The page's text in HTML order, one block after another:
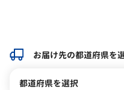
お届け先の都道府県を
都道府県を選択